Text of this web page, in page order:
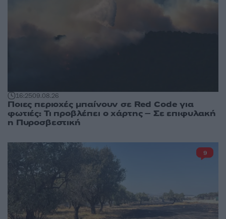
16:2509.08.26
Ποιες περιοχές μπαίνουν σε Red Code για
φωτιές: Τι προβλέπει ο χάρτης – Σε επιφυλακή
η Πυροσβεστική
9